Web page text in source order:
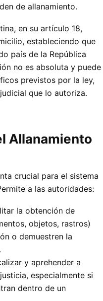
de allanamiento.
en su artículo 18,
estableciendo que
país de la República
no es absoluta y puede
previstos por la ley,
que lo autoriza.
Allanamiento
crucial para el sistema
a las autoridades:
la obtención de
objetos, rastros)
o demuestren la
y aprehender a
especialmente si
dentro de un